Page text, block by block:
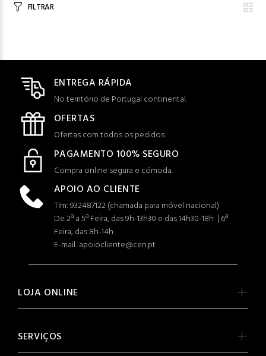
FILTRAR
ENTREGA RÁPIDA
No território de Portugal continental.
OFERTAS
Ofertas com todos os pedidos.
PAGAMENTO 100% SEGURO
Compra online segura e cómoda.
APOIO AO CLIENTE
Tlm: 932487122 (chamada para móvel nacional)
De 2ª a 5ª Feira, das 9h-13h30 e das 14h30-18h | 6ª
Feira, das 8h-14h
E-mail: apoiocliente@cen.pt
LOJA ONLINE
SERVIÇOS